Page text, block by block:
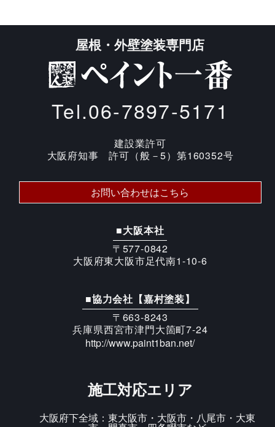
屋根・外壁塗装専門店
Tel.06-7897-5171
建設業許可
大阪府知事 許可（般－5）第160352号
お問い合わせはこちら
■大阪本社
〒577-0842
大阪府東大阪市足代南1-10-6
■協力会社【嘉村塗装】
〒663-8243
兵庫県西宮市津門大箇町7-24
http://www.paint1ban.net/
施工対応エリア
大阪府下全域：東大阪市・大阪市・八尾市・大東